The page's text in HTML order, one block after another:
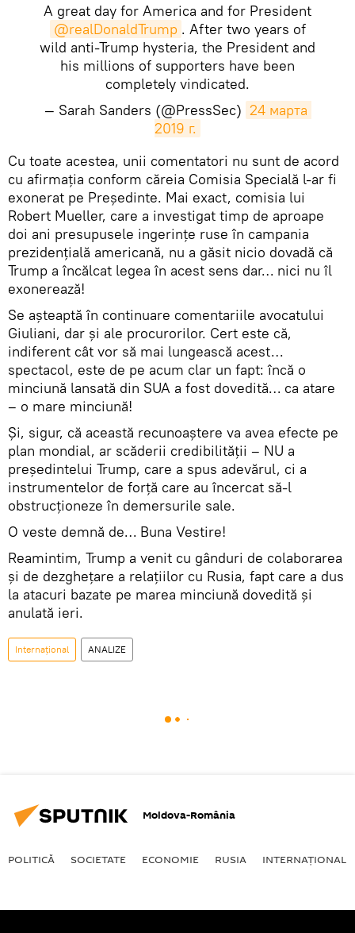
A great day for America and for President
@realDonaldTrump . After two years of
wild anti-Trump hysteria, the President and
his millions of supporters have been
completely vindicated.
— Sarah Sanders (@PressSec) 24 марта
2019 г.
​Cu toate acestea, unii comentatori nu sunt de acord
cu afirmația conform căreia Comisia Specială l-ar fi
exonerat pe Președinte. Mai exact, comisia lui
Robert Mueller, care a investigat timp de aproape
doi ani presupusele ingerințe ruse în campania
prezidențială americană, nu a găsit nicio dovadă că
Trump a încălcat legea în acest sens dar… nici nu îl
exonerează!
Se așteaptă în continuare comentariile avocatului
Giuliani, dar și ale procurorilor. Cert este că,
indiferent cât vor să mai lungească acest…
spectacol, este de pe acum clar un fapt: încă o
minciună lansată din SUA a fost dovedită… ca atare
– o mare minciună!
Și, sigur, că această recunoaștere va avea efecte pe
plan mondial, ar scăderii credibilității – NU a
președintelui Trump, care a spus adevărul, ci a
instrumentelor de forță care au încercat să-l
obstrucționeze în demersurile sale.
O veste demnă de… Buna Vestire!
Reamintim, Trump a venit cu gânduri de colaborarea
și de dezghețare a relațiilor cu Rusia, fapt care a dus
la atacuri bazate pe marea minciună dovedită și
anulată ieri.
Internaţional ANALIZE
Moldova-România
POLITICĂ SOCIETATE ECONOMIE RUSIA INTERNAŢIONAL